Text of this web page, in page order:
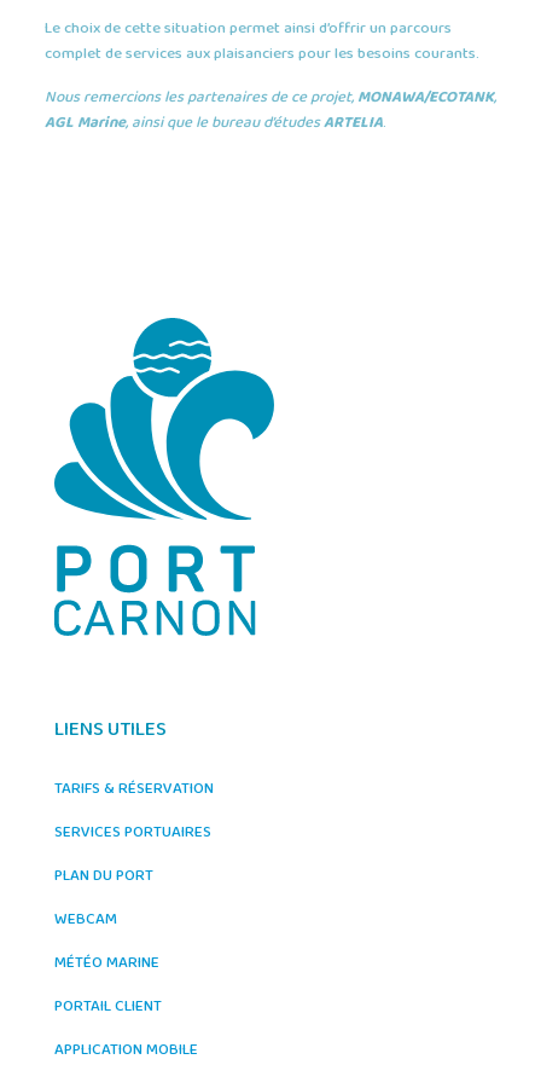
Le choix de cette situation permet ainsi d’offrir un parcours
complet de services aux plaisanciers pour les besoins courants.
Nous remercions les partenaires de ce projet,MONAWA/ECOTANK,
AGL Marine, ainsi que le bureau d’étudesARTELIA.
LIENS UTILES
TARIFS & RÉSERVATION
SERVICES PORTUAIRES
PLAN DU PORT
WEBCAM
MÉTÉO MARINE
PORTAIL CLIENT
APPLICATION MOBILE